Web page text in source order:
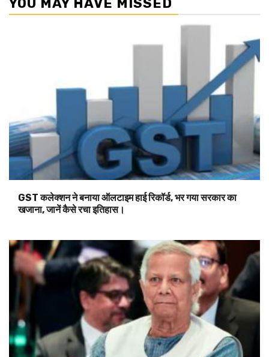
GST कलेक्शन ने बनाया ऑलटाइम हाई रिकॉर्ड, भर गया सरकार का
खजाना, जानें कैसे रचा इतिहास।